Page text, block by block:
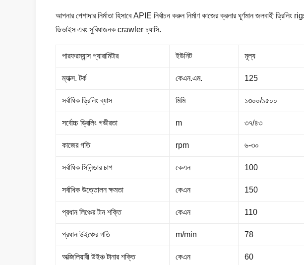
আপনার পেশাদার নির্মাতা হিসাবে APIE নির্বাচন করুন নির্মাণ কাজের ক্রলার ঘূর্ণমান জলবাহী
ডিভাইস এবং সুবিধাজনক crawler চ্যাসি.
পারফরম্যান্স প্যারামিটার ইউনিট মূল্য
ম্যাক্স. টর্ক কেএন.এম. 125
সর্বাধিক ড্রিলিং ব্যাস মিমি ১৩০০/১৫০০
সর্বোচ্চ ড্রিলিং গভীরতা m ৩৭/৪৩
কাজের গতি rpm ৬-৩০
সর্বাধিক সিলিন্ডার চাপ কেএন 100
সর্বাধিক উত্তোলন ক্ষমতা কেএন 150
প্রধান লিঞ্চের টান শক্তি কেএন 110
প্রধান উইঞ্চের গতি m/min 78
অক্জিলিয়ারী উইঞ্চ টানার শক্তি কেএন 60